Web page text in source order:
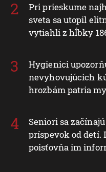
Pri prieskume
sveta sa utopil
vytiahli z hĺbky
Hygienici
nevyhovujúcich
hrozbám patria
Seniori sa
príspevok od detí.
poisťovňa im